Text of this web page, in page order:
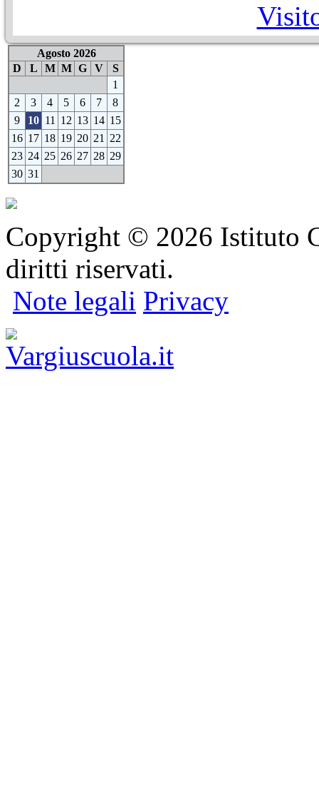
Agosto 2026
D
L M M G V
S
1
2
3 4 5 6 7
8
9
10 11 12 13 14 15
16 17 18 19 20 21
22
23 24 25 26 27 28 29
30 31
Copyright © 2026 Istituto
diritti riservati.
Note legali Privacy